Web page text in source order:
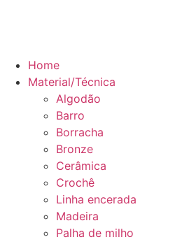
Home
Material/Técnica
Algodão
Barro
Borracha
Bronze
Cerâmica
Crochê
Linha encerada
Madeira
Palha de milho